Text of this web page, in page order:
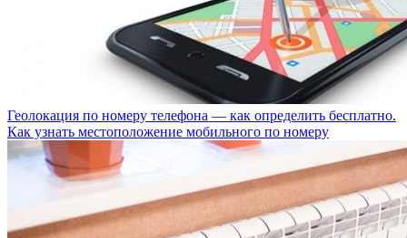
Геолокация по номеру телефона — как определить бесплатно.
Как узнать местоположение мобильного по номеру